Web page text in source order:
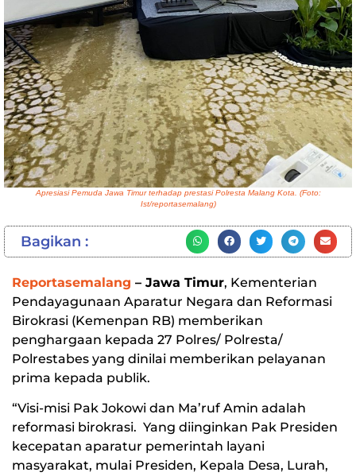
Apresiasi Pemuda Jawa Timur terhadap prestasi Polresta Malang Kota. (Foto:
Ist/reportasemalang)
Bagikan :
Reportasemalang – Jawa Timur, Kementerian
Pendayagunaan Aparatur Negara dan Reformasi
Birokrasi (Kemenpan RB) memberikan
penghargaan kepada 27 Polres/ Polresta/
Polrestabes yang dinilai memberikan pelayanan
prima kepada publik.
“Visi-misi Pak Jokowi dan Ma’ruf Amin adalah
reformasi birokrasi. Yang diinginkan Pak Presiden
kecepatan aparatur pemerintah layani
masyarakat, mulai Presiden, Kepala Desa, Lurah,